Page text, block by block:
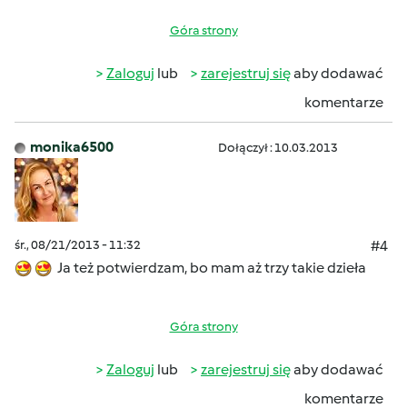
Góra strony
Zaloguj lub zarejestruj sięaby dodawać
komentarze
monika6500 Dołączył : 10.03.2013
śr., 08/21/2013 - 11:32
#4
Ja też potwierdzam, bo mam aż trzy takie dzieła
Góra strony
Zaloguj lub zarejestruj sięaby dodawać
komentarze